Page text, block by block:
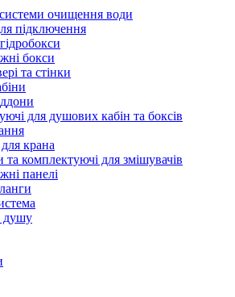
очищення води
підключення
бокси
та стінки
для душових кабін та боксів
крана
та комплектуючі для змішувачів
панелі
душу